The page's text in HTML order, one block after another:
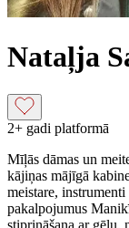
Nataļja
2+ gadi platformā
Mīļās dāmas un
kājiņas mājīgā
meistare,
pakalpojumus
stiprināšana ar gēlu.